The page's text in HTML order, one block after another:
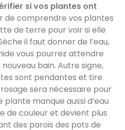
si vos plantes ont
de comprendre vos plantes
de terre pour voir si elle
il faut donner de l’eau,
vous pourrez attendre
bain. Autre signe,
sont pendantes et tire
sera nécessaire pour
manque aussi d’eau
de couleur et devient plus
des parois des pots de